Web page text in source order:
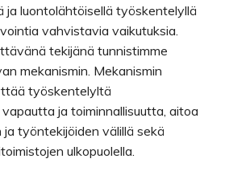
ja luontolähtöisellä työskentelyllä
vahvistavia vaikutuksia.
tekijänä tunnistimme
mekanismin. Mekanismin
työskentelyltä
ja toiminnallisuutta, aitoa
työntekijöiden välillä sekä
ulkopuolella.